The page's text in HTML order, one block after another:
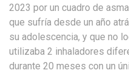
2023 por un cuadro de
que sufría desde un año
su adolescencia, y que no
utilizaba 2 inhaladores
durante 20 meses con un